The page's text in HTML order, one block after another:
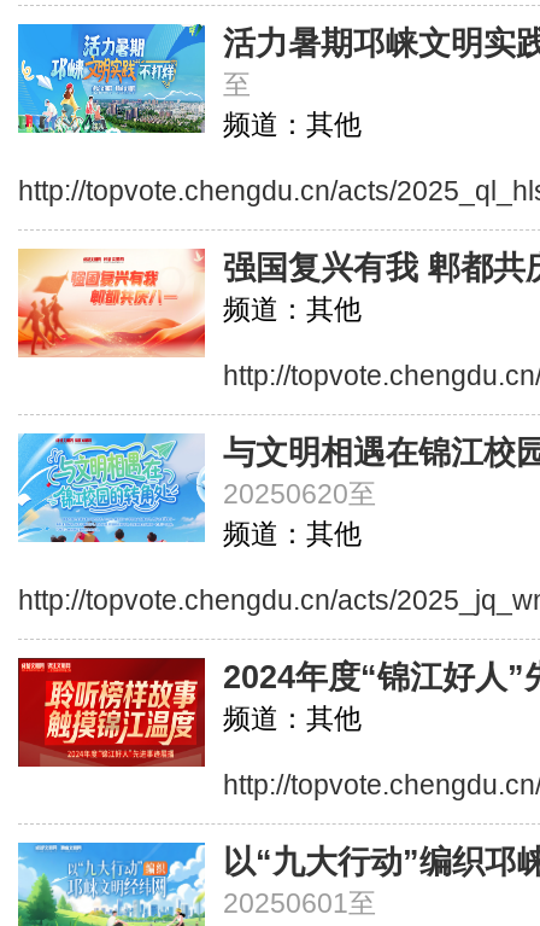
活力暑期邛崃文明实
至
频道：其他
http://topvote.chengdu.cn/acts/
强国复兴有我 郫都共
频道：其他
http://
与文明相遇在锦江校
20250620至
频道：其他
http://topvote.chengdu.cn/acts/
2024年度“锦江好人”
频道：其他
http://
以“九大行动”编织邛
20250601至